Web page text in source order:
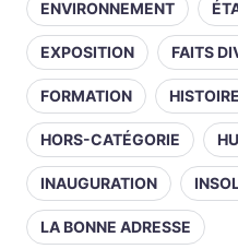
ENVIRONNEMENT
EXPOSITION FAITS
FORMATION HISTOIRE
HORS-CATÉGORIE
INAUGURATION
LA BONNE ADRESSE